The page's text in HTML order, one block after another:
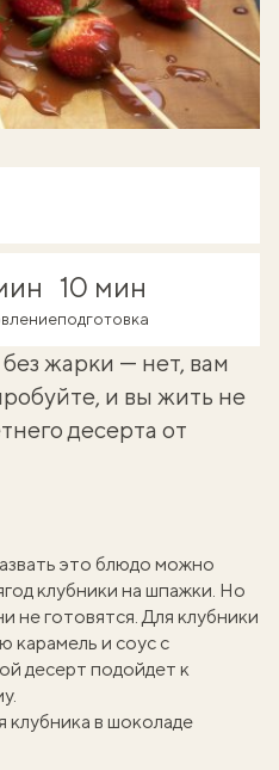
10 мин
подготовка
жарки — нет, вам
и вы жить не
десерта от
это блюдо можно
клубники на шпажки. Но
не готовятся. Для клубники
карамель и соус с
десерт подойдет к
клубника в шоколаде